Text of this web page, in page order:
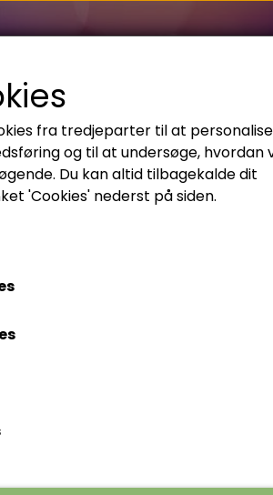
fra tredjeparter til at
og til at undersøge, hvordan
Du kan altid tilbagekalde dit
'Cookies' nederst på siden.